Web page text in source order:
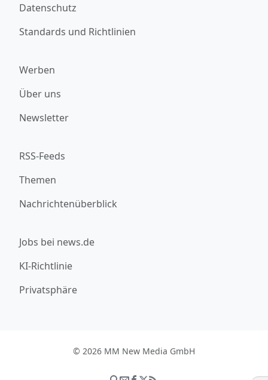
Datenschutz
Standards und Richtlinien
Werben
Über uns
Newsletter
RSS-Feeds
Themen
Nachrichtenüberblick
Jobs bei news.de
KI-Richtlinie
Privatsphäre
© 2026 MM New Media GmbH